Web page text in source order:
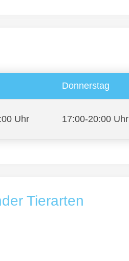
Donnerstag
Uhr 17:00-20:00 Uhr
Tierarten